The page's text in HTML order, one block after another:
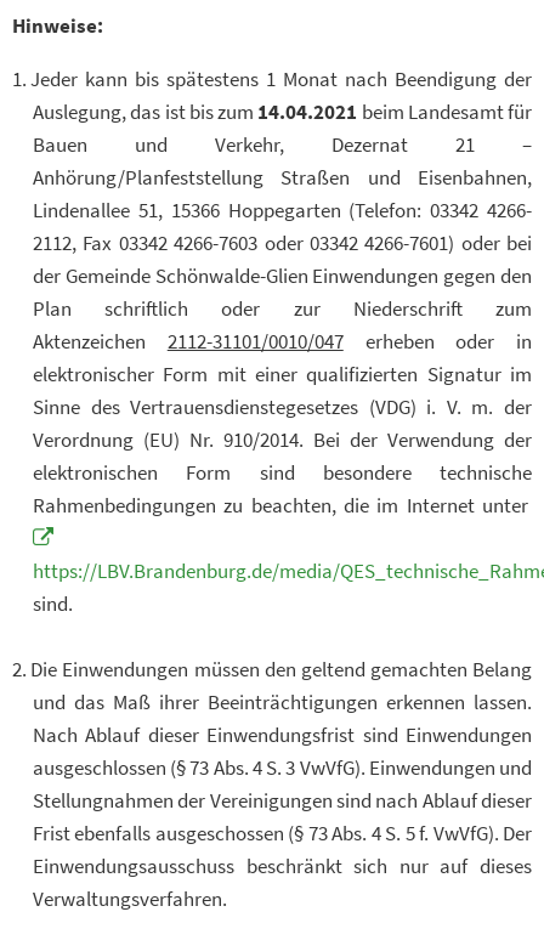
Hinweise:
Jeder kann bis spätestens 1 Monat nach Beendigung der
Auslegung, das ist bis zum 14.04.2021 beim Landesamt für
Bauen und Verkehr, Dezernat 21 –
Anhörung/Planfeststellung Straßen und Eisenbahnen,
Lindenallee 51, 15366 Hoppegarten (Telefon: 03342 4266-
2112, Fax 03342 4266-7603 oder 03342 4266-7601) oder bei
der Gemeinde Schönwalde-Glien Einwendungen gegen den
Plan schriftlich oder zur Niederschrift zum
Aktenzeichen 2112-31101/0010/047erheben oder in
elektronischer Form mit einer qualifizierten Signatur im
Sinne des Vertrauensdienstegesetzes (VDG) i. V. m. der
Verordnung (EU) Nr. 910/2014. Bei der Verwendung der
elektronischen Form sind besondere technische
Rahmenbedingungen zu beachten, die im Internet unter
https://LBV.Brandenburg.de/media/
sind.
Die Einwendungen müssen den geltend gemachten Belang
und das Maß ihrer Beeinträchtigungen erkennen lassen.
Nach Ablauf dieser Einwendungsfrist sind Einwendungen
ausgeschlossen (§ 73 Abs. 4 S. 3 VwVfG). Einwendungen und
Stellungnahmen der Vereinigungen sind nach Ablauf dieser
Frist ebenfalls ausgeschossen (§ 73 Abs. 4 S. 5 f. VwVfG). Der
Einwendungsausschuss beschränkt sich nur auf dieses
Verwaltungsverfahren.